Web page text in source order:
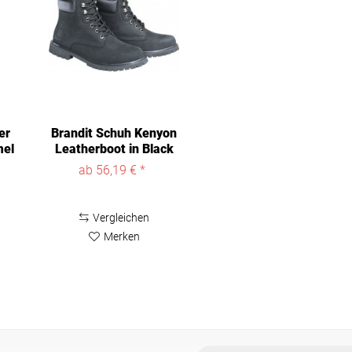
Brandit Schuh Kenyon
Leatherboot in Black
ab 56,19 € *
Vergleichen
Merken